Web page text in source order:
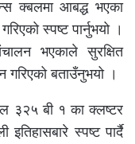
क्बलमा आबद्ध भएका
स्पष्ट पार्नुभयो ।
भएकाले सुरक्षित
गरिएको बताउँनुभयो ।
३२५ बी १ का क्लष्टर
स्पष्ट पार्दै